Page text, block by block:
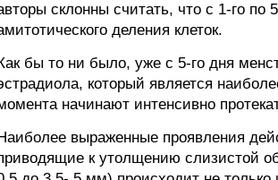
склонны считать, что с 1-го по
деления клеток.
бы то ни было, уже с 5-го дня
который является
начинают интенсивно
выраженные проявления
к утолщению слизистой